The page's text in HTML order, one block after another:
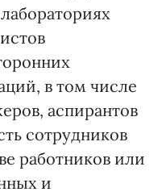
в том числе
аспирантов
сотрудников
работников или
и